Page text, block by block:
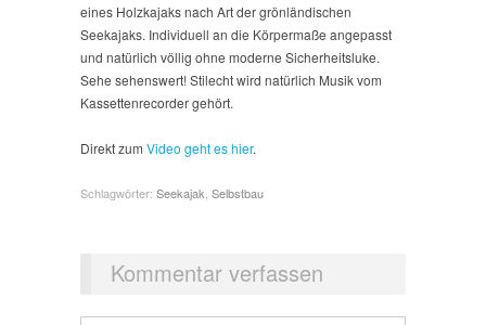
eines Holzkajaks nach Art der grönländischen
Seekajaks. Individuell an die Körpermaße angepasst
und natürlich völlig ohne moderne Sicherheitsluke.
Sehe sehenswert! Stilecht wird natürlich Musik vom
Kassettenrecorder gehört.
Direkt zum Video geht es hier.
Schlagwörter: Seekajak Selbstbau
Kommentar verfassen